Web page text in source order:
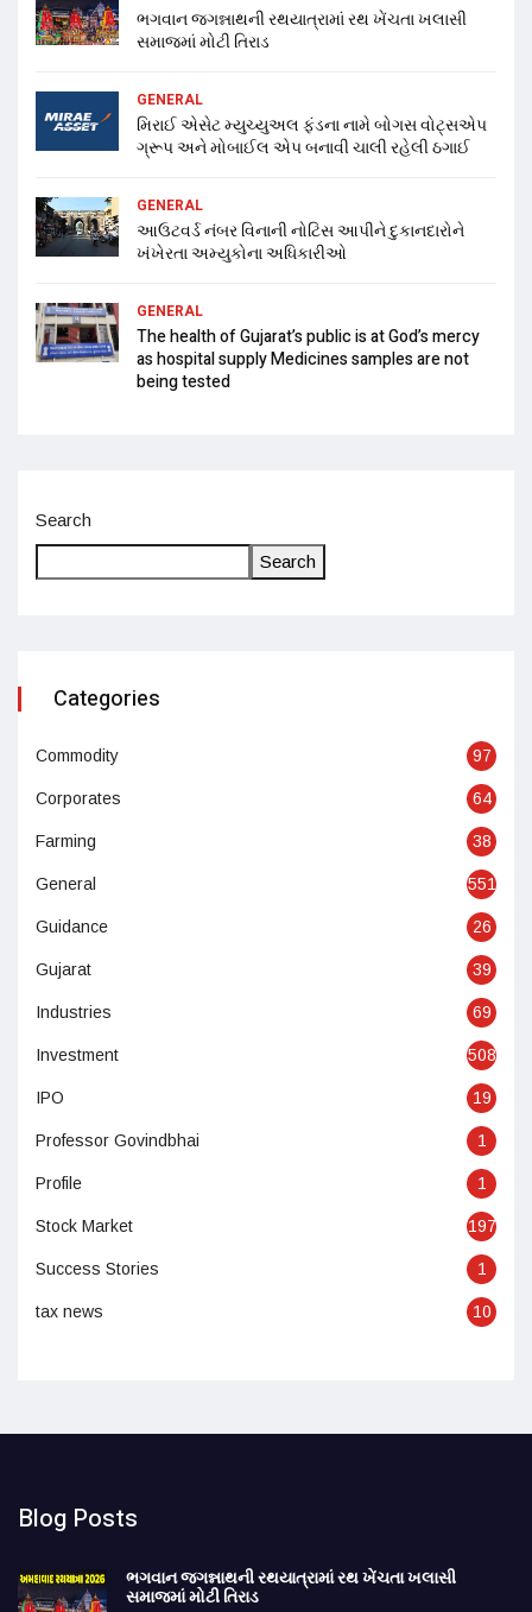
ભગવાન જગન્નાથની રથયાત્રામાં રથ ખેંચતા ખલાસી
સમાજમાં મોટી તિરાડ
GENERAL
મિરાઈ એસેટ મ્યુચ્યુઅલ ફંડના નામે બોગસ વોટ્સએપ
ગ્રૂપ અને મોબાઈલ એપ બનાવી ચાલી રહેલી ઠગાઈ
GENERAL
આઉટવર્ડ નંબર વિનાની નોટિસ આપીને દુકાનદારોને
ખંખેરતા અમ્યુકોના અધિકારીઓ
GENERAL
The health of Gujarat’s public is at God’s mercy
as hospital supply Medicines samples are not
being tested
Search
Search
Categories
Commodity 97
Corporates 64
Farming 38
General 551
Guidance 26
Gujarat 39
Industries 69
Investment 508
IPO 19
Professor Govindbhai 1
Profile 1
Stock Market 197
Success Stories 1
tax news 10
Blog Posts
ભગવાન જગન્નાથની રથયાત્રામાં રથ ખેંચતા ખલાસી
સમાજમાં મોટી તિરાડ